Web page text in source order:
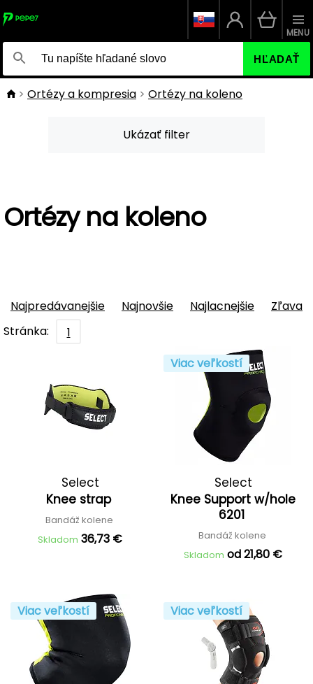
HĽADAŤ
MENU
Ortézy a kompresia Ortézy na koleno
Ukázať filter
Ortézy na koleno
Najpredávanejšie Najnovšie Najlacnejšie
Zľava
Stránka:
1
Select
Knee strap
Bandáž kolene
Skladom 36,73 €
Viac veľkostí
Select
Knee Support w/hole
6201
Bandáž kolene
Skladom od 21,80 €
Viac veľkostí Viac veľkostí